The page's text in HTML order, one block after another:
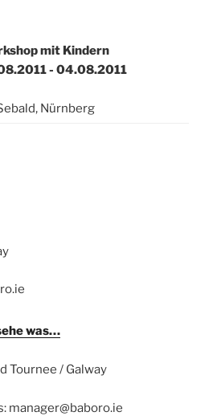
mit Kindern
- 04.08.2011
Nürnberg
was…
Tournee / Galway
manager@baboro.ie